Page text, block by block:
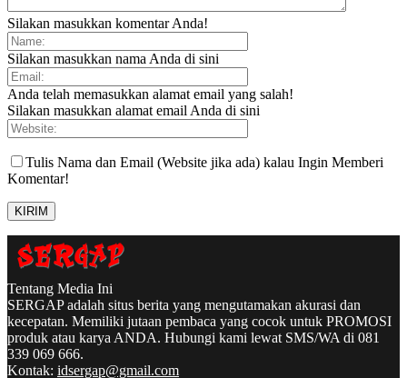
Silakan masukkan komentar Anda!
Silakan masukkan nama Anda di sini
Anda telah memasukkan alamat email yang salah!
Silakan masukkan alamat email Anda di sini
Tulis Nama dan Email (Website jika ada) kalau Ingin Memberi
Komentar!
Tentang Media Ini
SERGAP adalah situs berita yang mengutamakan akurasi dan
kecepatan. Memiliki jutaan pembaca yang cocok untuk PROMOSI
produk atau karya ANDA. Hubungi kami lewat SMS/WA di 081
339 069 666.
Kontak: idsergap@gmail.com